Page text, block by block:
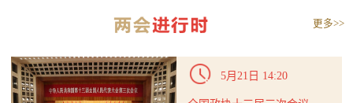
更多>>
5月21日 14:20